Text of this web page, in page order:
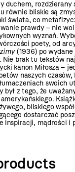
duchem, rozdzierany
równie bliskie są
świata, co
prawdy – nie
wyznań.
poety, od
(1936) po wydane
Nie brak tu tekstów
kanon Miłosza –
naszych
swoich
był z tego, że
bliskiego
dostarczać
inspiracji, mądrości i